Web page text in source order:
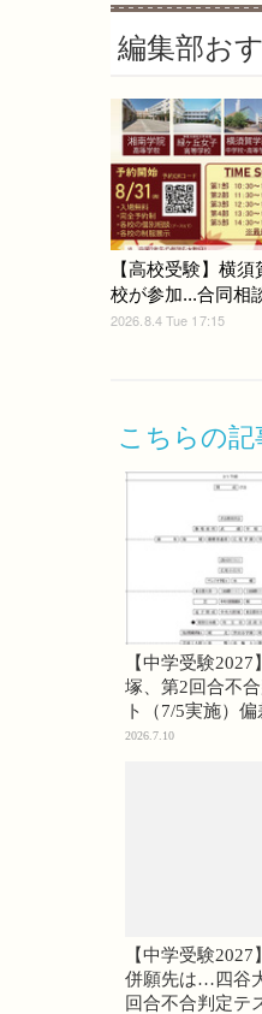
編集部お
【高校受験】横
校が参加...合同相
2026.8.4 Tue 17:15
こちらの
【中学受験2027
塚、第2回合不
ト（7/5実施）
74・桜蔭70＜PR
2026.7.10
【中学受験
併願先は…四谷
回合不合判定テ